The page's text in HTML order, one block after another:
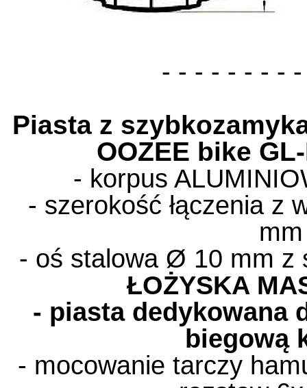
- - - - - - - -
Piasta z
OOZEE bike
- korpus
- szerokość łączenia z
mm
- oś stalowa Ø 10 mm z
ŁOŻYSKA
- piasta dedykowana
biegową
- mocowanie tarczy